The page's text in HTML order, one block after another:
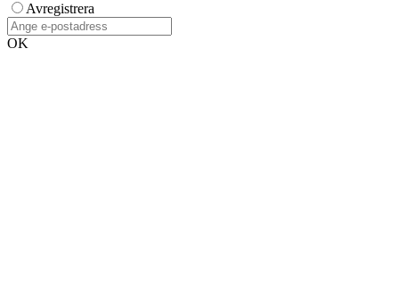
Avregistrera
OK